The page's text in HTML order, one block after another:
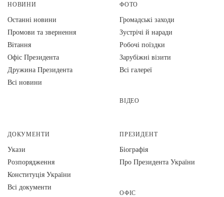
НОВИНИ
Останні новини
Промови та звернення
Вiтання
Офіс Президента
Дружина Президента
Всі новини
ФОТО
Громадські заходи
Зустрічі й наради
Робочі поїздки
Зарубіжні візити
Всі галереї
ВІДЕО
ДОКУМЕНТИ
Укази
Розпорядження
Конституція України
Всі документи
ПРЕЗИДЕНТ
Біографія
Про Президента України
ОФІС